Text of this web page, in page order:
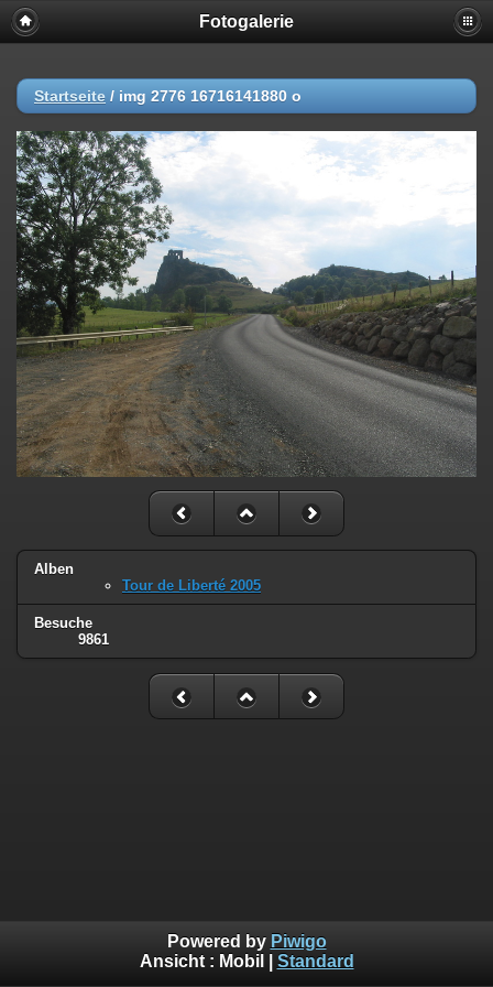
Fotogalerie
Startseite / img 2776 16716141880 o
Alben
Tour de Liberté 2005
Besuche
9861
Powered by Piwigo
Ansicht : Mobil Standard